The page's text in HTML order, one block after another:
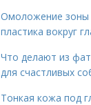
Омоложение зоны
пластика вокруг
Что делают из
для счастливых
Тонкая кожа под